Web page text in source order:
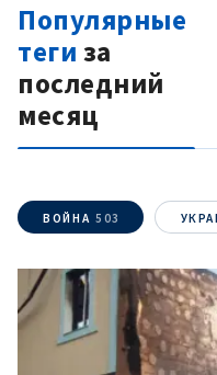
Отправить
информацию
în Română
Популярные
теги за
последний
месяц
ВОЙНА 503